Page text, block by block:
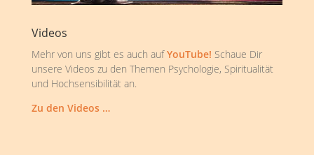
Videos
Mehr von uns gibt es auch aufYouTube! Schaue Dir
unsere Videos zu den Themen Psychologie, Spiritualität
und Hochsensibilität an.
Zu den Videos …